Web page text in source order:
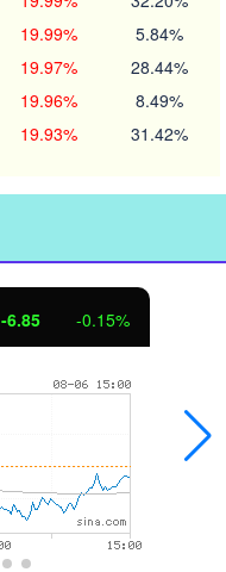
19.99% 5.84%
19.97% 28.44%
19.96% 8.49%
19.93% 31.42%
-6.85 -0.15%